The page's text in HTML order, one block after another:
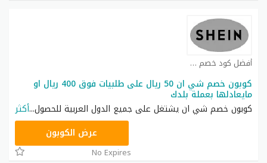
أفضل كود خصم شي ان كوبون
كوبون خصم شي ان 50 ريال على طلبيات فوق 400 ريال او
مايعادلها بعملة بلدك
كوبون خصم شي ان يشتغل على جميع الدول العربية للحصول...أكثر
عرض الكوبون
No Expires